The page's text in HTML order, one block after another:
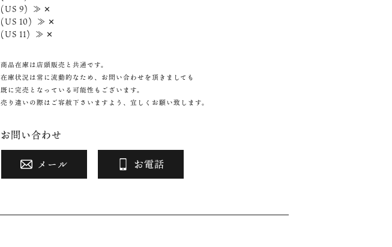
(US 9) ≫ ✕
(US 10) ≫ ✕
(US 11) ≫ ✕
商品在庫は店頭販売と共通です。
在庫状況は常に流動的なため、お問い合わせを頂きましても
既に完売となっている可能性もございます。
売り違いの際はご容赦下さいますよう、宜しくお願い致します。
お問い合わせ
メール お電話